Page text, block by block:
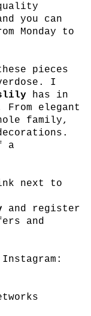
you can
Monday to
pieces
I
has in
elegant
family,
a
next to
and register
and